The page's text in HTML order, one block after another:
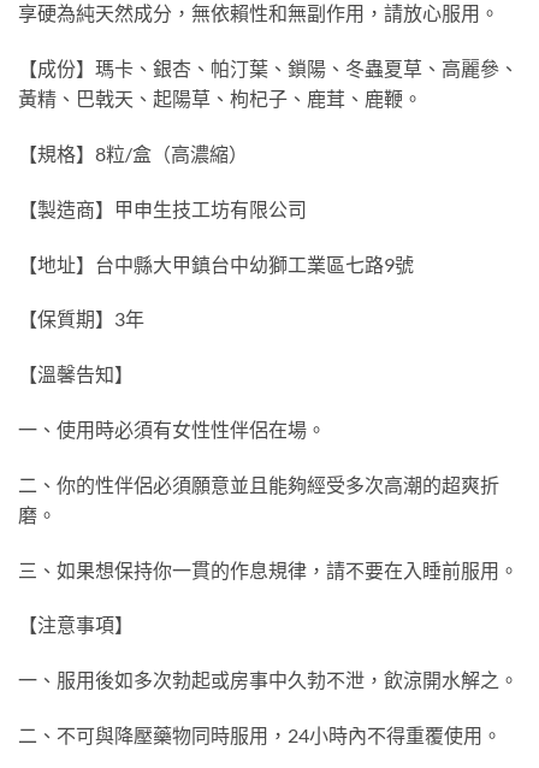
享硬為純天然成分，無依賴性和無副作用，請放心服用。
【成份】瑪卡、銀杏、帕汀葉、鎖陽、冬蟲夏草、高麗參、
黃精、巴戟天、起陽草、枸杞子、鹿茸、鹿鞭。
【規格】8粒/盒（高濃縮）
【製造商】甲申生技工坊有限公司
【地址】台中縣大甲鎮台中幼獅工業區七路9號
【保質期】3年
【溫馨告知】
一、使用時必須有女性性伴侶在場。
二、你的性伴侶必須願意並且能夠經受多次高潮的超爽折
磨。
三、如果想保持你一貫的作息規律，請不要在入睡前服用。
【注意事項】
一、服用後如多次勃起或房事中久勃不泄，飲涼開水解之。
二、不可與降壓藥物同時服用，24小時內不得重覆使用。